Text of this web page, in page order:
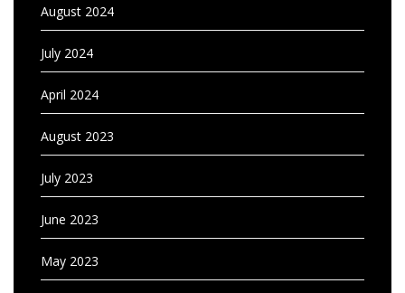
August 2024
July 2024
April 2024
August 2023
July 2023
June 2023
May 2023